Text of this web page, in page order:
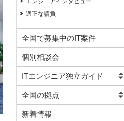
適正な請負
全国で募集中のIT案件
個別相談会
ITエンジニア独立ガイド
全国の拠点
新着情報